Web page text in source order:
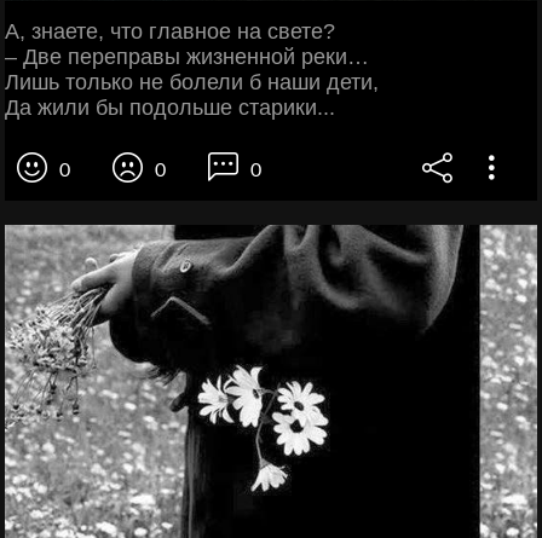
А, знаете, что главное на свете?
– Две переправы жизненной реки…
Лишь только не болели б наши дети,
Да жили бы подольше старики...
0 0 0